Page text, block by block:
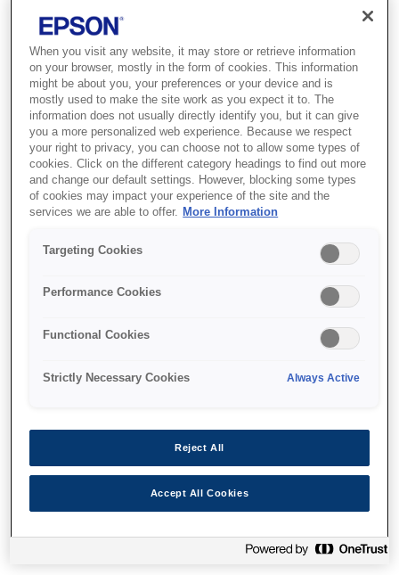
SKU: C33S020641
SJIC30P(M): Ink
cartridge for ColorWorks
C7500G (Magenta)
Технічні характеристики
When you visit any website, it may store or retrieve information
on your browser, mostly in the form of cookies. This information
might be about you, your preferences or your device and is
mostly used to make the site work as you expect it to. The
information does not usually directly identify you, but it can give
you a more personalized web experience. Because we respect
your right to privacy, you can choose not to allow some types of
cookies. Click on the different category headings to find out more
and change our default settings. However, blocking some types
of cookies may impact your experience of the site and the
services we are able to offer. More Information
Targeting Cookies
Performance Cookies
Functional Cookies
Strictly Necessary Cookies Always Active
Reject All
Accept All Cookies